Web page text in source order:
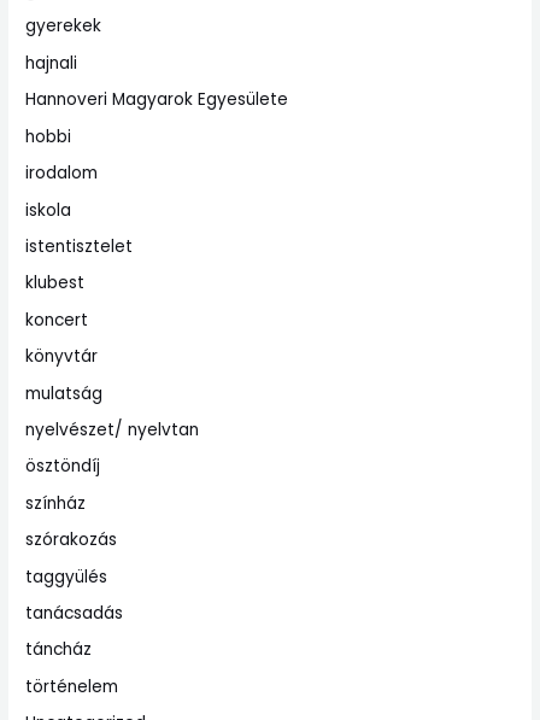
gyerekek
hajnali
Hannoveri Magyarok Egyesülete
hobbi
irodalom
iskola
istentisztelet
klubest
koncert
könyvtár
mulatság
nyelvészet/ nyelvtan
ösztöndíj
színház
szórakozás
taggyülés
tanácsadás
táncház
történelem